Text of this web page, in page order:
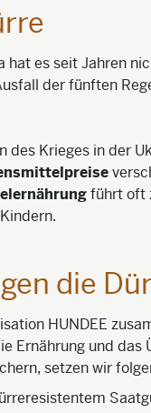
hat es seit Jahren
der fünften
des Krieges in der
führt oft
die
HUNDEE
Ernährung und das
setzen wir